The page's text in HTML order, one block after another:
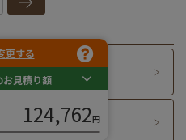
更する
お見積り額
124,762円